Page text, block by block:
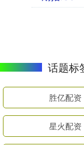
话题标
胜亿配资
星火配资